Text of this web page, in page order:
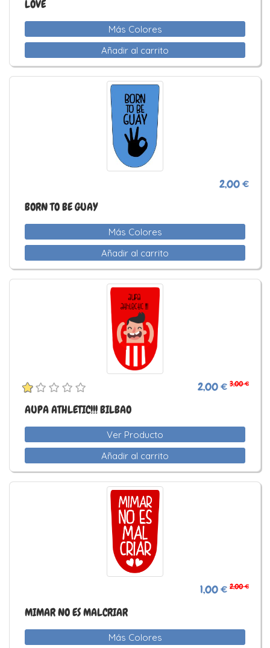
LOVE
Más Colores
Añadir al carrito
2,00 €
BORN TO BE GUAY
Más Colores
Añadir al carrito
2,00 € 3,00 €
AUPA ATHLETIC!!! BILBAO
Ver Producto
Añadir al carrito
1,00 € 2,00 €
MIMAR NO ES MALCRIAR
Más Colores